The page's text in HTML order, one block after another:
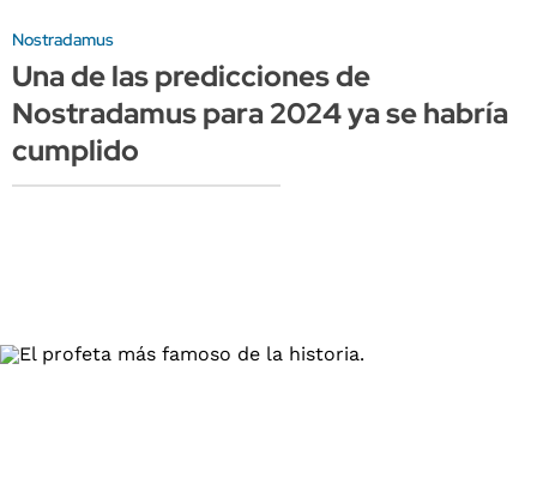
Nostradamus
Una de las predicciones de
Nostradamus para 2024 ya se habría
cumplido